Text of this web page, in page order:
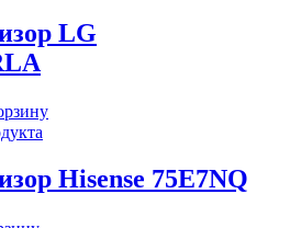
LG
Hisense 75E7NQ